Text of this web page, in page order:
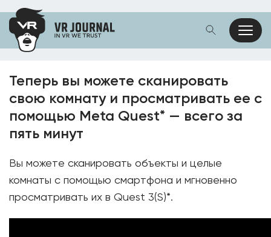
Теперь вы можете сканировать
свою комнату и просматривать ее с
помощью Meta Quest* — всего за
пять минут
Вы можете сканировать объекты и целые
комнаты с помощью смартфона и мгновенно
просматривать их в Quest 3(S)*.